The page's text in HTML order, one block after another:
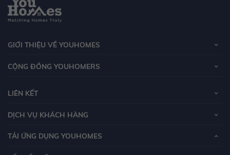
GIỚI THIỆU VỀ YOUHOMES
CỘNG ĐỒNG YOUHOMERS
LIÊN KẾT
DỊCH VỤ KHÁCH HÀNG
TẢI ỨNG DỤNG YOUHOMES